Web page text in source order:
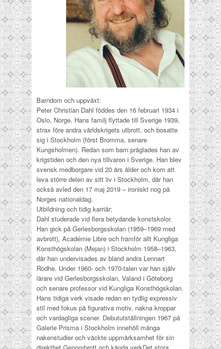
Barndom och uppväxt:
Peter Christian Dahl föddes den 16 februari 1934 i
Oslo, Norge. Hans familj flyttade till Sverige 1939,
strax före andra världskrigets utbrott, och bosatte
sig i Stockholm (först Bromma, senare
Kungsholmen). Redan som barn präglades han av
krigstiden och den nya tillvaron i Sverige. Han blev
svensk medborgare vid 20 års ålder och kom att
leva större delen av sitt liv i Stockholm, där han
också avled den 17 maj 2019 – ironiskt nog på
Norges nationaldag.
Utbildning och tidig karriär:
Dahl studerade vid flera betydande konstskolor.
Han gick på Gerlesborgsskolan (1959–1969 med
avbrott), Académie Libre och framför allt Kungliga
Konsthögskolan (Mejan) i Stockholm 1958–1963,
där han undervisades av bland andra Lennart
Rodhe. Under 1960- och 1970-talen var han själv
lärare vid Gerlesborgsskolan, Valand i Göteborg
och senare professor vid Kungliga Konsthögskolan.
Hans tidiga verk visade redan en tydlig expressiv
stil med fokus på figurativa motiv, nakna kroppar
och vardagliga scener. Debututställningen 1967 på
Galerie Prisma i Stockholm innehöll många
nakenstudier och väckte uppmärksamhet för sin